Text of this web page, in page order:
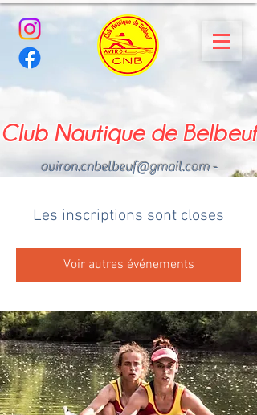
Club Nautique de Belbeuf
aviron.cnbelbeuf@gmail.com-
Les inscriptions sont closes
Voir autres événements